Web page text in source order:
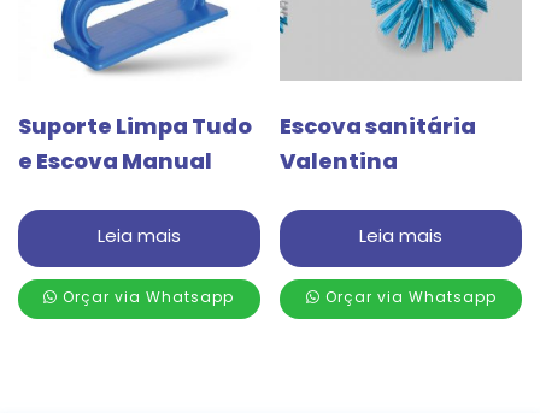
Suporte Limpa Tudo
e Escova Manual
Leia mais
Orçar via Whatsapp
Escova sanitária
Valentina
Leia mais
Orçar via Whatsapp